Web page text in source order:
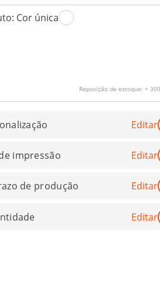
Cor única
Reposição de estoque: +
Editar
impressão Editar
de produção Editar
Editar